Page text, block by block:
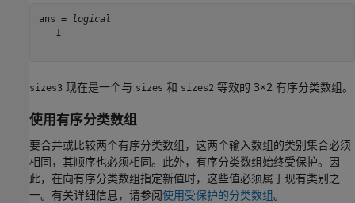
ans =
logical
   1
sizes3 现在是一个与 sizes 和 sizes2 等效的 3×2 有序分类数组。
使用有序分类数组
要合并或比较两个有序分类数组，这两个输入数组的类别集合必须
相同，其顺序也必须相同。此外，有序分类数组始终受保护。因
此，在向有序分类数组指定新值时，这些值必须属于现有类别之
一。有关详细信息，请参阅使用受保护的分类数组。